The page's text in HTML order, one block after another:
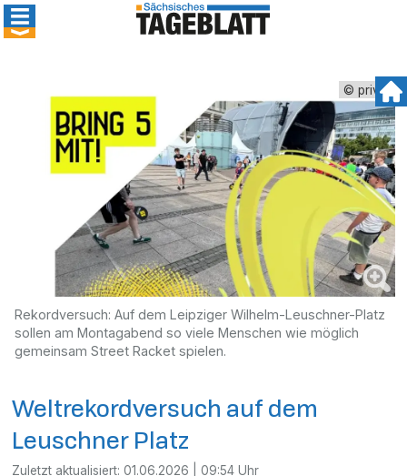
© privat
Rekordversuch: Auf dem Leipziger Wilhelm-Leuschner-Platz
sollen am Montagabend so viele Menschen wie möglich
gemeinsam Street Racket spielen.
Weltrekordversuch auf dem
Leuschner Platz
Zuletzt aktualisiert:01.06.2026 | 09:54 Uhr